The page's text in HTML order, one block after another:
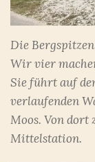
Die
Wir vier
Sie führt auf
verlaufenden
Moos. Von dort
Mittelstation.